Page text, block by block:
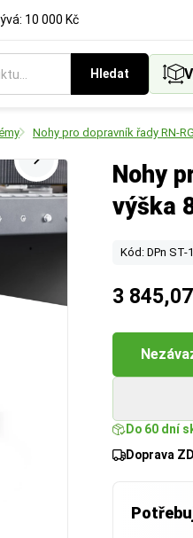
10 000 Kč
Hledat
Nohy pro dopravník řady RN-RG
Nohy
výška
Kód: DPn ST-
3
Do 60 dní
Doprava